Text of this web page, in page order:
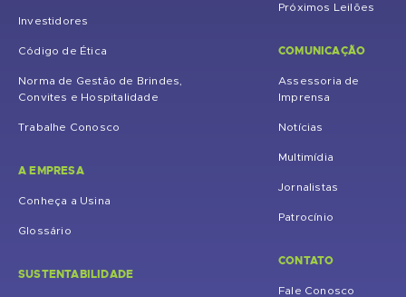
Investidores
Código de Ética
Norma de Gestão de Brindes,
Convites e Hospitalidade
Trabalhe Conosco
A EMPRESA
Conheça a Usina
Glossário
SUSTENTABILIDADE
Próximos Leilões
COMUNICAÇÃO
Assessoria de
Imprensa
Notícias
Multimídia
Jornalistas
Patrocínio
CONTATO
Fale Conosco